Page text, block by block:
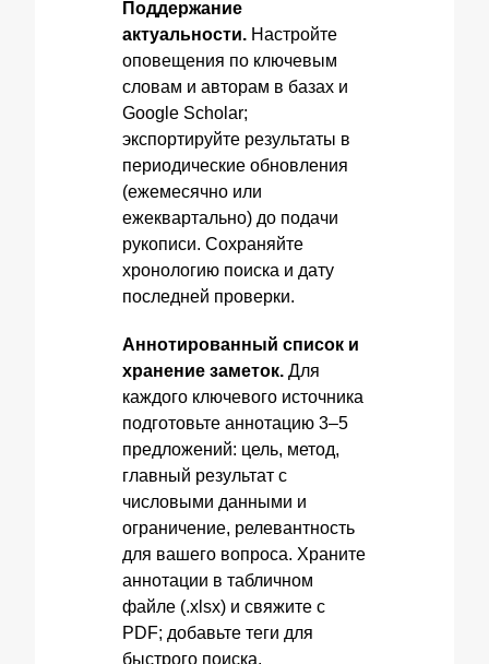
Поддержание
актуальности. Настройте
оповещения по ключевым
словам и авторам в базах и
Google Scholar;
экспортируйте результаты в
периодические обновления
(ежемесячно или
ежеквартально) до подачи
рукописи. Сохраняйте
хронологию поиска и дату
последней проверки.
Аннотированный список и
хранение заметок. Для
каждого ключевого источника
подготовьте аннотацию 3–5
предложений: цель, метод,
главный результат с
числовыми данными и
ограничение, релевантность
для вашего вопроса. Храните
аннотации в табличном
файле (.xlsx) и свяжите с
PDF; добавьте теги для
быстрого поиска.